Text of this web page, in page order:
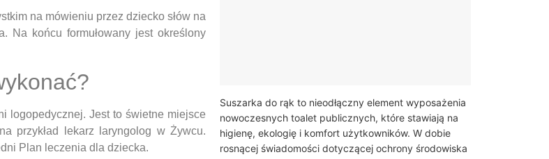
na mówieniu przez dziecko słów na
Na końcu formułowany jest określony
logopedycznej. Jest to świetne miejsce
przykład lekarz laryngolog w Żywcu.
Plan leczenia dla dziecka.
Suszarka do rąk to nieodłączny element wyposażenia
nowoczesnych toalet publicznych, które stawiają na
higienę, ekologię i komfort użytkowników. W dobie
rosnącej świadomości dotyczącej ochrony środowiska